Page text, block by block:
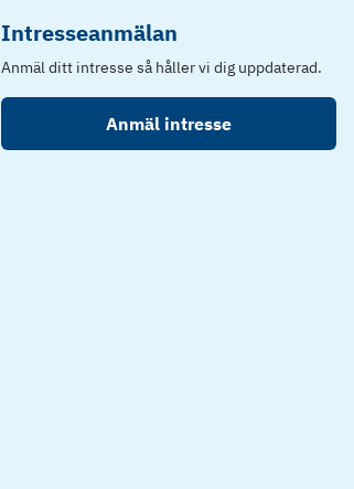
Intresseanmälan
Anmäl ditt intresse så håller vi dig uppdaterad.
Anmäl intresse